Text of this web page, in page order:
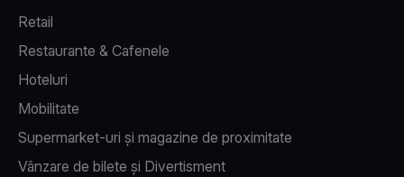
Retail
Restaurante & Cafenele
Hoteluri
Mobilitate
Supermarket-uri și magazine de proximitate
Vânzare de bilete și Divertisment